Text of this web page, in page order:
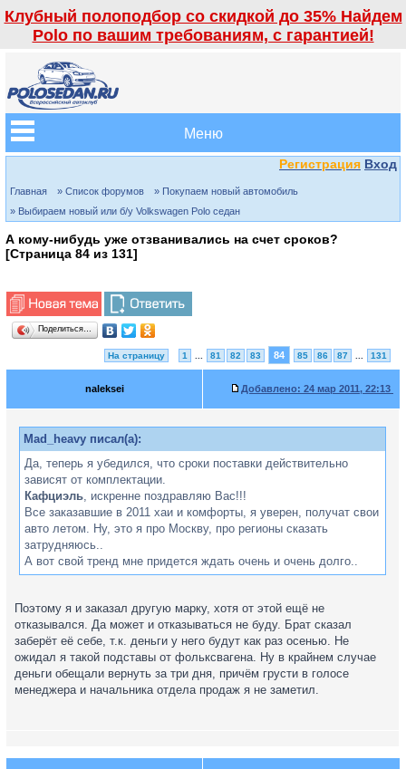
Клубный полоподбор со скидкой до 35% Найдем
Polo по вашим требованиям, с гарантией!
Меню
Регистрация Вход
Главная » Список форумов
» Покупаем новый автомобиль
» Выбираем новый или б/у Volkswagen Polo седан
А кому-нибудь уже отзванивались на счет сроков?
[Страница 84 из 131]
Поделиться…
На страницу 1 81 82 83 84 85 86 87 131
naleksei Добавлено: 24 мар 2011, 22:13
Mad_heavy писал(а):
Да, теперь я убедился, что сроки поставки действительно
зависят от комплектации.
Кафциэль, искренне поздравляю Вас!!!
Все заказавшие в 2011 хаи и комфорты, я уверен, получат свои
авто летом. Ну, это я про Москву, про регионы сказать
затрудняюсь..
А вот свой тренд мне придется ждать очень и очень долго..
Поэтому я и заказал другую марку, хотя от этой ещё не
отказывался. Да может и отказываться не буду. Брат сказал
заберёт её себе, т.к. деньги у него будут как раз осенью. Не
ожидал я такой подставы от фольксвагена. Ну в крайнем случае
деньги обещали вернуть за три дня, причём грусти в голосе
менеджера и начальника отдела продаж я не заметил.